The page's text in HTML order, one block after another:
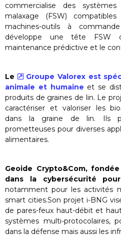
commercialise des
malaxage (FSW)
machines-outils à
développe une tête FSW
maintenance prédictive et le
Le
Groupe Valorex est
animale et humaine et se
produits de graines de lin. Le
caractériser et valoriser les
dans la graine de lin. Ils
prometteuses pour diverses
alimentaires.
Geoide Crypto&Com,
dans la cybersécurité
notamment pour les activités
smart cities.Son projet i-BNG
de pares-feux haut-débit et
systèmes multi-protocolaires,
dans la défense mais aussi les